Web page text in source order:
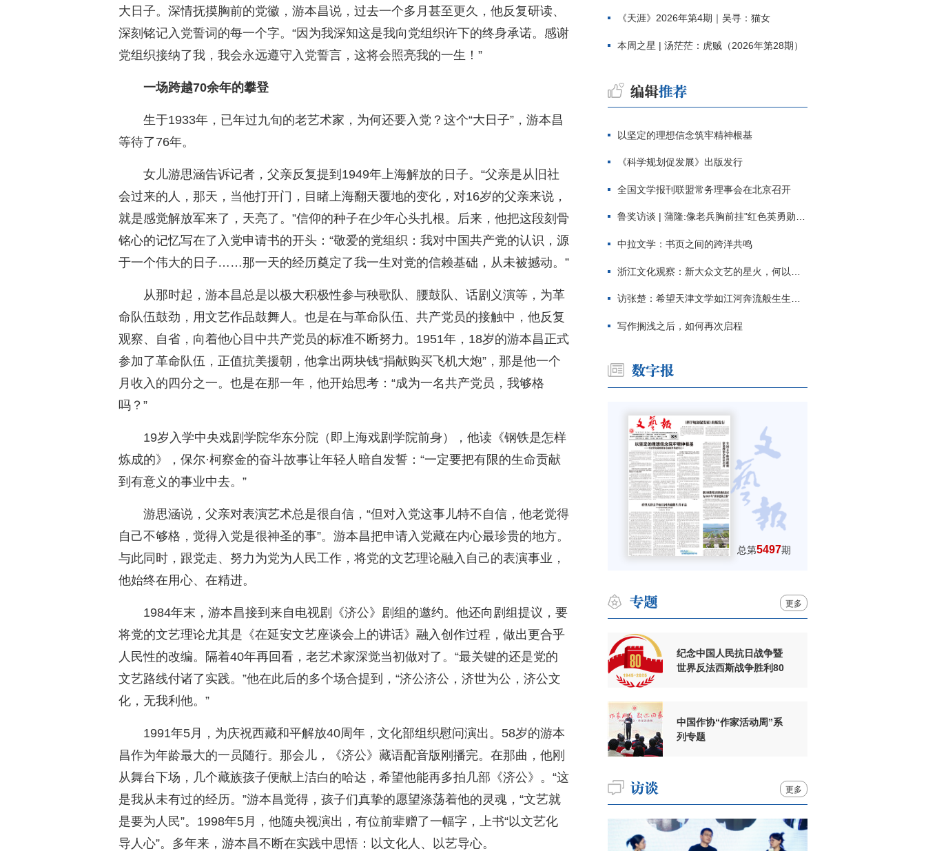
大日子。深情抚摸胸前的党徽，游本昌说，过去一个多月甚至更久，他反复研读、
深刻铭记入党誓词的每一个字。“因为我深知这是我向党组织许下的终身承诺。感谢
党组织接纳了我，我会永远遵守入党誓言，这将会照亮我的一生！”
一场跨越70余年的攀登
生于1933年，已年过九旬的老艺术家，为何还要入党？这个“大日子”，游本昌
等待了76年。
女儿游思涵告诉记者，父亲反复提到1949年上海解放的日子。“父亲是从旧社
会过来的人，那天，当他打开门，目睹上海翻天覆地的变化，对16岁的父亲来说，
就是感觉解放军来了，天亮了。”信仰的种子在少年心头扎根。后来，他把这段刻骨
铭心的记忆写在了入党申请书的开头：“敬爱的党组织：我对中国共产党的认识，源
于一个伟大的日子……那一天的经历奠定了我一生对党的信赖基础，从未被撼动。”
从那时起，游本昌总是以极大积极性参与秧歌队、腰鼓队、话剧义演等，为革
命队伍鼓劲，用文艺作品鼓舞人。也是在与革命队伍、共产党员的接触中，他反复
观察、自省，向着他心目中共产党员的标准不断努力。1951年，18岁的游本昌正式
参加了革命队伍，正值抗美援朝，他拿出两块钱“捐献购买飞机大炮”，那是他一个
月收入的四分之一。也是在那一年，他开始思考：“成为一名共产党员，我够格
吗？”
19岁入学中央戏剧学院华东分院（即上海戏剧学院前身），他读《钢铁是怎样
炼成的》，保尔·柯察金的奋斗故事让年轻人暗自发誓：“一定要把有限的生命贡献
到有意义的事业中去。”
游思涵说，父亲对表演艺术总是很自信，“但对入党这事儿特不自信，他老觉得
自己不够格，觉得入党是很神圣的事”。游本昌把申请入党藏在内心最珍贵的地方。
与此同时，跟党走、努力为党为人民工作，将党的文艺理论融入自己的表演事业，
他始终在用心、在精进。
1984年末，游本昌接到来自电视剧《济公》剧组的邀约。他还向剧组提议，要
将党的文艺理论尤其是《在延安文艺座谈会上的讲话》融入创作过程，做出更合乎
人民性的改编。隔着40年再回看，老艺术家深觉当初做对了。“最关键的还是党的
文艺路线付诸了实践。”他在此后的多个场合提到，“济公济公，济世为公，济公文
化，无我利他。”
1991年5月，为庆祝西藏和平解放40周年，文化部组织慰问演出。58岁的游本
昌作为年龄最大的一员随行。那会儿，《济公》藏语配音版刚播完。在那曲，他刚
从舞台下场，几个藏族孩子便献上洁白的哈达，希望他能再多拍几部《济公》。“这
是我从未有过的经历。”游本昌觉得，孩子们真挚的愿望涤荡着他的灵魂，“文艺就
是要为人民”。1998年5月，他随央视演出，有位前辈赠了一幅字，上书“以文艺化
导人心”。多年来，游本昌不断在实践中思悟：以文化人、以艺导心。
《天涯》2026年第4期｜吴寻：猫女
本周之星 | 汤茫茫：虎贼（2026年第28期）
以坚定的理想信念筑牢精神根基
《科学规划促发展》出版发行
全国文学报刊联盟常务理事会在北京召开
鲁奖访谈 | 蒲隆:像老兵胸前挂"红色英勇勋章"
中拉文学：书页之间的跨洋共鸣
浙江文化观察：新大众文艺的星火，何以燎原？
访张楚：希望天津文学如江河奔流般生生不息
写作搁浅之后，如何再次启程
总第5497期
更多
纪念中国人民抗日战争暨
世界反法西斯战争胜利80
中国作协“作家活动周”系
列专题
更多